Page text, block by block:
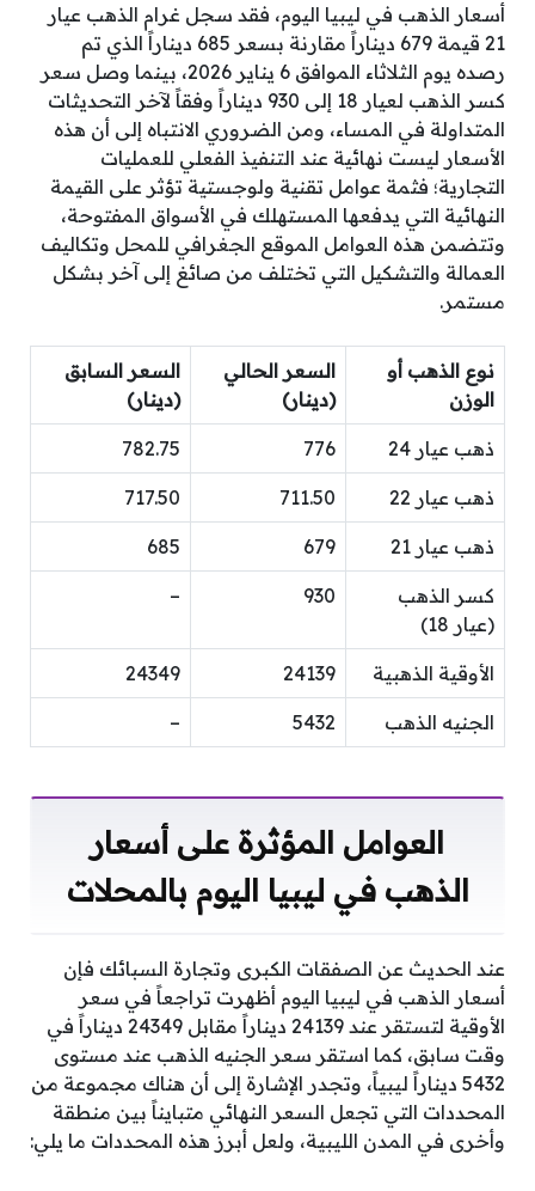
أسعار الذهب في ليبيا اليوم، فقد سجل غرام الذهب عيار
21 قيمة 679 ديناراً مقارنة بسعر 685 ديناراً الذي تم
رصده يوم الثلاثاء الموافق 6 يناير 2026، بينما وصل سعر
كسر الذهب لعيار 18 إلى 930 ديناراً وفقاً لآخر التحديثات
المتداولة في المساء، ومن الضروري الانتباه إلى أن هذه
الأسعار ليست نهائية عند التنفيذ الفعلي للعمليات
التجارية؛ فثمة عوامل تقنية ولوجستية تؤثر على القيمة
النهائية التي يدفعها المستهلك في الأسواق المفتوحة،
وتتضمن هذه العوامل الموقع الجغرافي للمحل وتكاليف
العمالة والتشكيل التي تختلف من صائغ إلى آخر بشكل
مستمر.
نوع الذهب أو
الوزن
السعر الحالي
(دينار)
السعر السابق
(دينار)
ذهب عيار 24 776
782.75
ذهب عيار 22 711.50
717.50
ذهب عيار 21 679
685
كسر الذهب
(عيار 18)
930
–
الأوقية الذهبية 24139
24349
الجنيه الذهب 5432
–
العوامل المؤثرة على أسعار
الذهب في ليبيا اليوم بالمحلات
عند الحديث عن الصفقات الكبرى وتجارة السبائك فإن
أسعار الذهب في ليبيا اليوم أظهرت تراجعاً في سعر
الأوقية لتستقر عند 24139 ديناراً مقابل 24349 ديناراً في
وقت سابق، كما استقر سعر الجنيه الذهب عند مستوى
5432 ديناراً ليبياً، وتجدر الإشارة إلى أن هناك مجموعة من
المحددات التي تجعل السعر النهائي متبايناً بين منطقة
وأخرى في المدن الليبية، ولعل أبرز هذه المحددات ما يلي: